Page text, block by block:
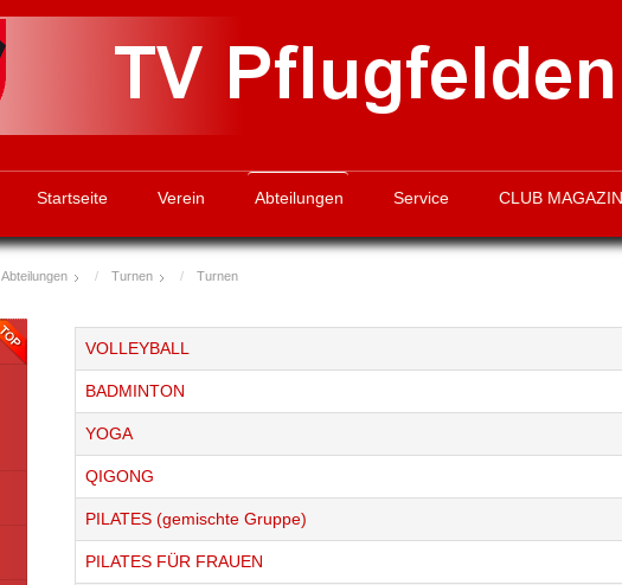
Startseite Verein Abteilungen Service CLUB MAGAZIN
Abteilungen Turnen Turnen
VOLLEYBALL
BADMINTON
YOGA
QIGONG
PILATES (gemischte Gruppe)
PILATES FÜR FRAUEN